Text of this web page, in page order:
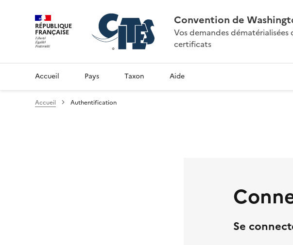
RÉPUBLIQUE
FRANÇAISE
Convention de
Vos demandes dématérialisées
certificats
Accueil Pays Taxon Aide
Accueil Authentification
Se